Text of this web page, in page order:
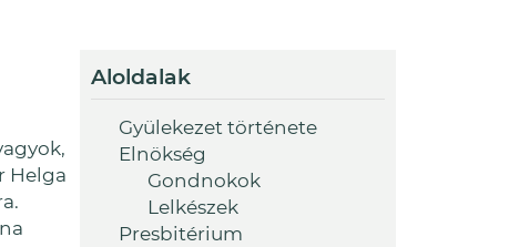
Helga
Aloldalak
Gyülekezet története
Elnökség
Gondnokok
Lelkészek
Presbitérium